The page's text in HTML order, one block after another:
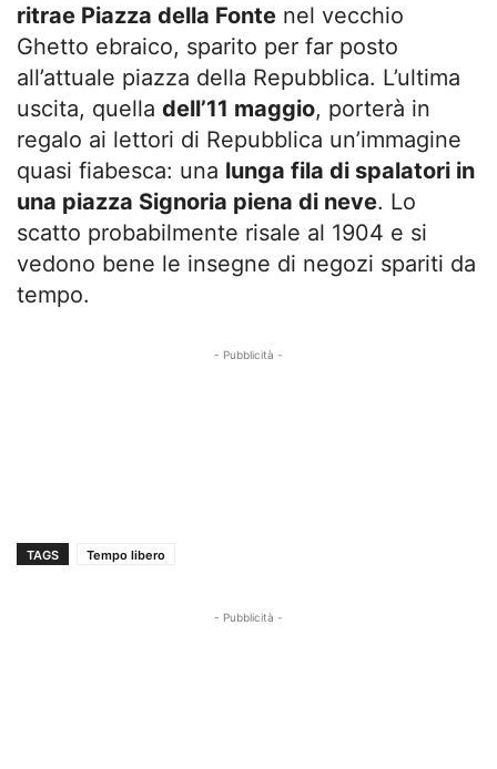
ritrae Piazza della Fonte nel vecchio
Ghetto ebraico, sparito per far posto
all’attuale piazza della Repubblica. L’ultima
uscita, quella dell’11 maggio, porterà in
regalo ai lettori di Repubblica un’immagine
quasi fiabesca: una lunga fila di spalatori in
una piazza Signoria piena di neve. Lo
scatto probabilmente risale al 1904 e si
vedono bene le insegne di negozi spariti da
tempo.
- Pubblicità -
TAGS Tempo libero
- Pubblicità -